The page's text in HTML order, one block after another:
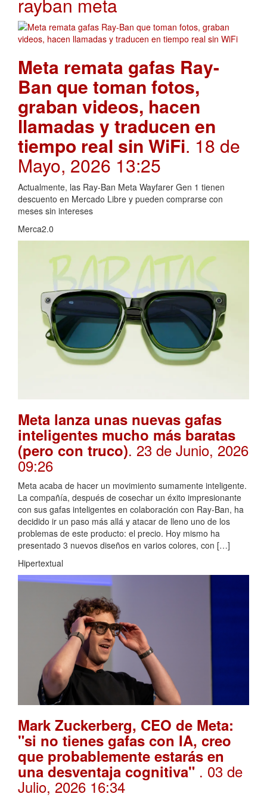
rayban meta
Meta remata gafas Ray-
Ban que toman fotos,
graban videos, hacen
llamadas y traducen en
tiempo real sin WiFi. 18 de
Mayo, 2026 13:25
Actualmente, las Ray-Ban Meta Wayfarer Gen 1 tienen
descuento en Mercado Libre y pueden comprarse con
meses sin intereses
Merca2.0
Meta lanza unas nuevas gafas
inteligentes mucho más baratas
(pero con truco). 23 de Junio, 2026
09:26
Meta acaba de hacer un movimiento sumamente inteligente.
La compañía, después de cosechar un éxito impresionante
con sus gafas inteligentes en colaboración con Ray-Ban, ha
decidido ir un paso más allá y atacar de lleno uno de los
problemas de este producto: el precio. Hoy mismo ha
presentado 3 nuevos diseños en varios colores, con […]
Hipertextual
Mark Zuckerberg, CEO de Meta:
"si no tienes gafas con IA, creo
que probablemente estarás en
una desventaja cognitiva" . 03 de
Julio, 2026 16:34